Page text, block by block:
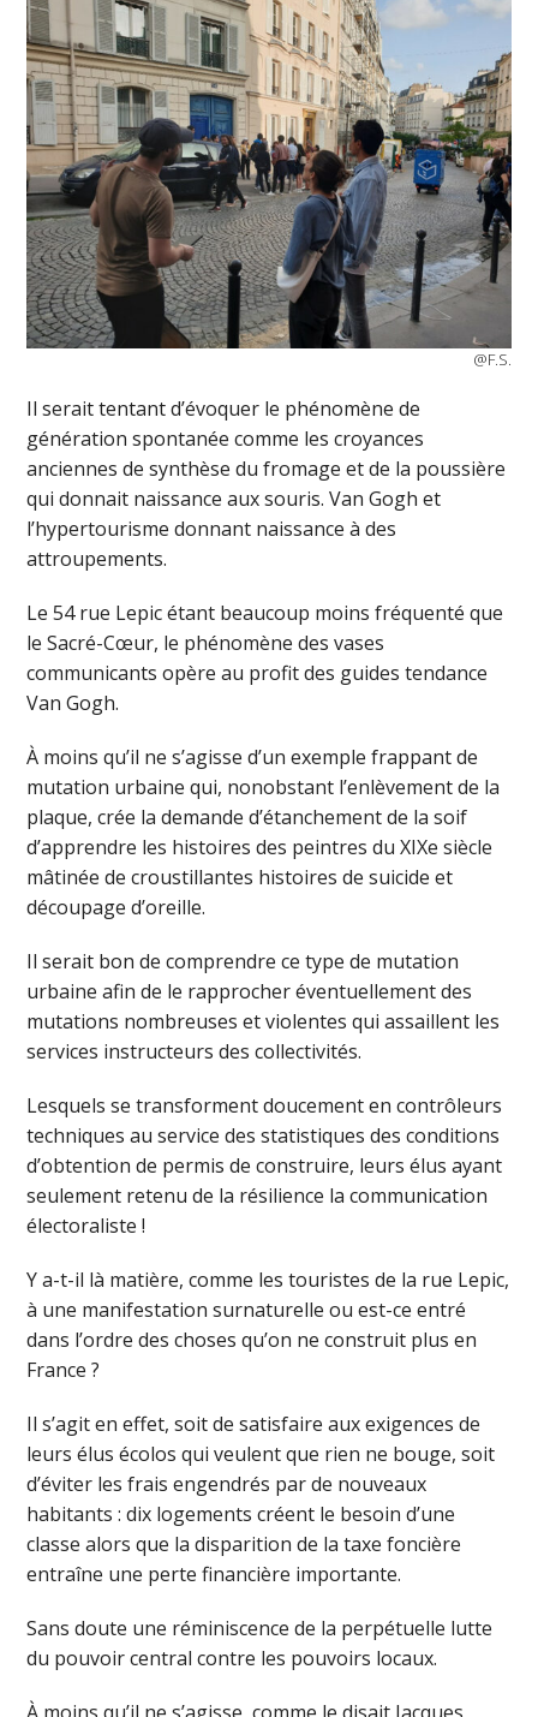
@F.S.
Il serait tentant d’évoquer le phénomène de
génération spontanée comme les croyances
anciennes de synthèse du fromage et de la poussière
qui donnait naissance aux souris. Van Gogh et
l’hypertourisme donnant naissance à des
attroupements.
Le 54 rue Lepic étant beaucoup moins fréquenté que
le Sacré-Cœur, le phénomène des vases
communicants opère au profit des guides tendance
Van Gogh.
À moins qu’il ne s’agisse d’un exemple frappant de
mutation urbaine qui, nonobstant l’enlèvement de la
plaque, crée la demande d’étanchement de la soif
d’apprendre les histoires des peintres du XIXe siècle
mâtinée de croustillantes histoires de suicide et
découpage d’oreille.
Il serait bon de comprendre ce type de mutation
urbaine afin de le rapprocher éventuellement des
mutations nombreuses et violentes qui assaillent les
services instructeurs des collectivités.
Lesquels se transforment doucement en contrôleurs
techniques au service des statistiques des conditions
d’obtention de permis de construire, leurs élus ayant
seulement retenu de la résilience la communication
électoraliste !
Y a-t-il là matière, comme les touristes de la rue Lepic,
à une manifestation surnaturelle ou est-ce entré
dans l’ordre des choses qu’on ne construit plus en
France ?
Il s’agit en effet, soit de satisfaire aux exigences de
leurs élus écolos qui veulent que rien ne bouge, soit
d’éviter les frais engendrés par de nouveaux
habitants : dix logements créent le besoin d’une
classe alors que la disparition de la taxe foncière
entraîne une perte financière importante.
Sans doute une réminiscence de la perpétuelle lutte
du pouvoir central contre les pouvoirs locaux.